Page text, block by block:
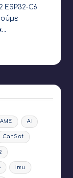
C6
AI
CanSat
imu